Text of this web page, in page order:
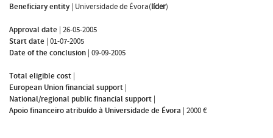
Beneficiary entity| Universidade de Évora(líder)
Approval date | 26-05-2005
Start date | 01-07-2005
Date of the conclusion | 09-09-2005
Total eligible cost |
European Union financial support |
National/regional public financial support |
Apoio financeiro atribuído à Universidade de Évora | 2000 €